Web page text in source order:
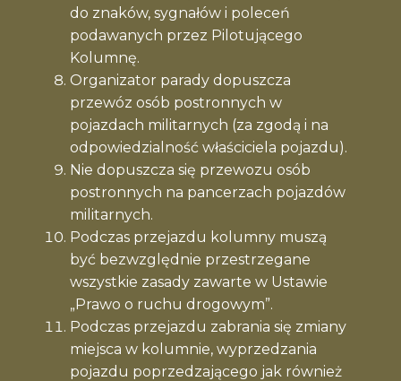
do znaków, sygnałów i poleceń
podawanych przez Pilotującego
Kolumnę.
Organizator parady dopuszcza
przewóz osób postronnych w
pojazdach militarnych (za zgodą i na
odpowiedzialność właściciela pojazdu).
Nie dopuszcza się przewozu osób
postronnych na pancerzach pojazdów
militarnych.
Podczas przejazdu kolumny muszą
być bezwzględnie przestrzegane
wszystkie zasady zawarte w Ustawie
„Prawo o ruchu drogowym”.
Podczas przejazdu zabrania się zmiany
miejsca w kolumnie, wyprzedzania
pojazdu poprzedzającego jak również